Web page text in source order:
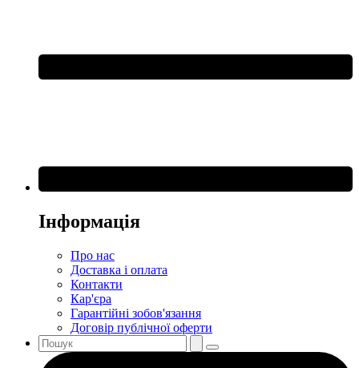
Інформація
Про нас
Доставка і оплата
Контакти
Кар'єра
Гарантійні зобов'язання
Договір публічної оферти